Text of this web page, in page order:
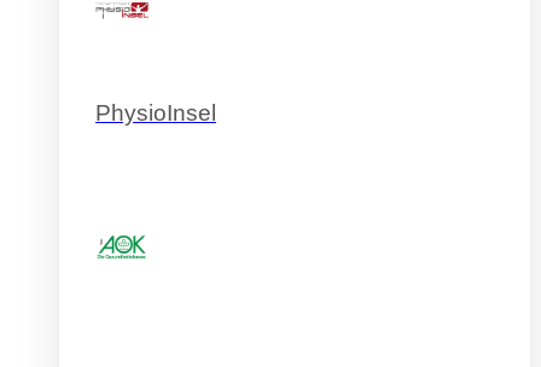
PhysioInsel